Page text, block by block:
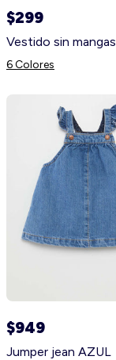
Vestidos
BestSellers
3x2 en Pijamas
Siempre más
Programa de
Mi cuenta
$299
6 Colores
$949
Jumper jean AZUL